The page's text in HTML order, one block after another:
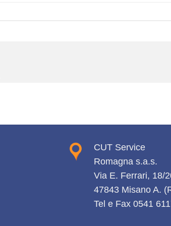
CUT Service
Romagna s.a.s.
Via E. Ferrari, 18/
47843 Misano A.
Tel e Fax 0541